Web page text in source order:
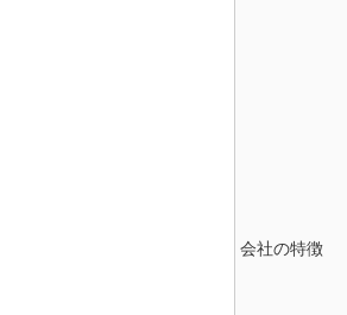
会社の特徴